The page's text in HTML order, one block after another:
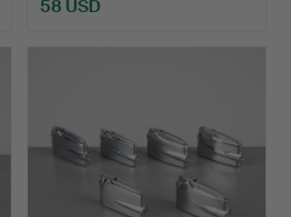
58 USD